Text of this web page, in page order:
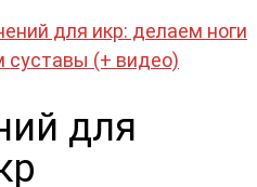
для икр: делаем ноги
(+ видео)
для